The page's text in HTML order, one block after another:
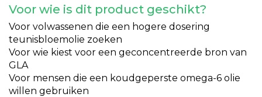
Voor wie is dit product geschikt?
Voor volwassenen die een hogere dosering
teunisbloemolie zoeken
Voor wie kiest voor een geconcentreerde bron van
GLA
Voor mensen die een koudgeperste omega-6 olie
willen gebruiken